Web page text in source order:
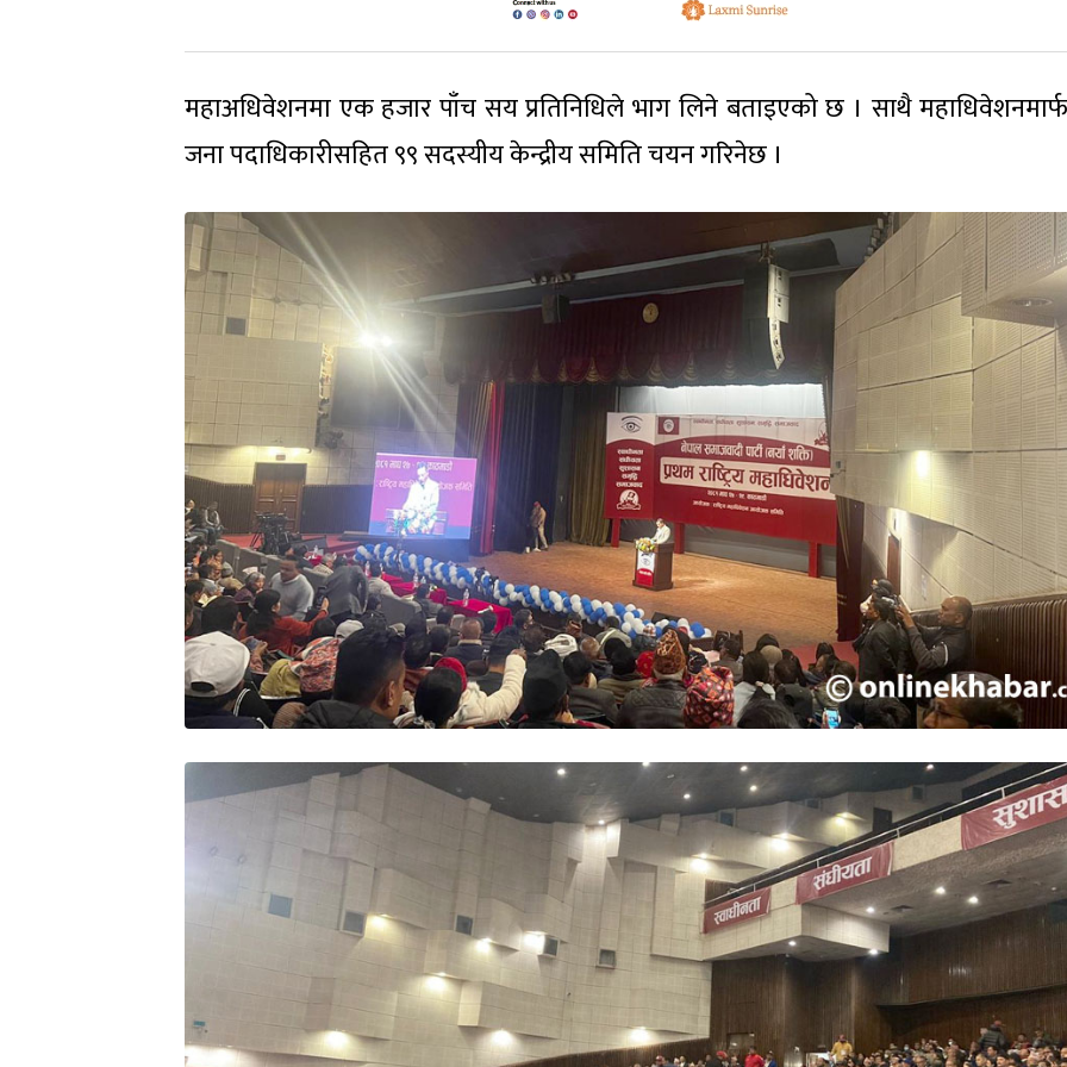
महाअधिवेशनमा एक हजार पाँच सय प्रतिनिधिले भाग लिने बताइएको छ । साथै
जना पदाधिकारीसहित ९९ सदस्यीय केन्द्रीय समिति चयन गरिनेछ ।